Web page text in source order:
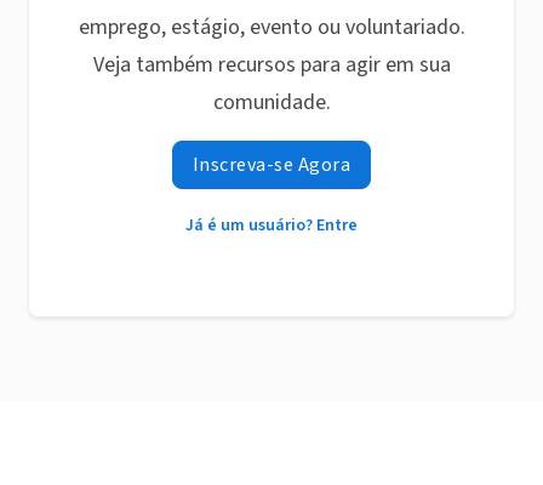
emprego, estágio, evento ou voluntariado.
Veja também recursos para agir em sua
comunidade.
Inscreva-se Agora
Já é um usuário? Entre